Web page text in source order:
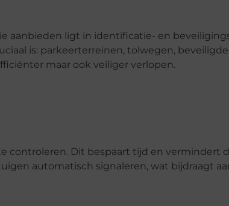
aanbieden ligt in identificatie- en
is: parkeerterreinen, tolwegen,
maar ook veiliger verlopen.
controleren. Dit bespaart tijd en vermindert
automatisch signaleren, wat bijdraagt